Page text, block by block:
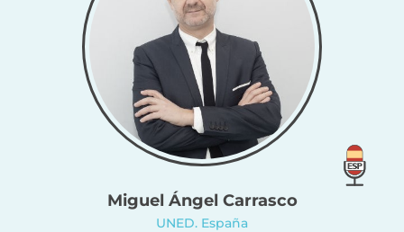
Miguel Ángel Carrasco
UNED. España